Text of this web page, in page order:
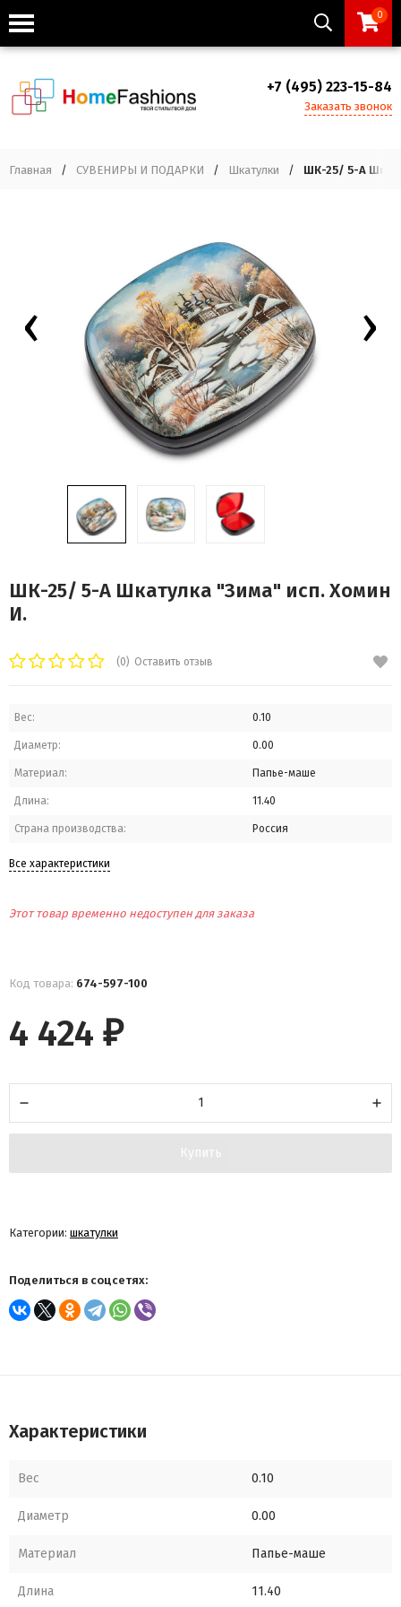
0
+7 (495) 223-15-84
Заказать звонок
Главная / СУВЕНИРЫ И ПОДАРКИ / Шкатулки / ШК-25/ 5-A
‹ ›
ШК-25/ 5-A Шкатулка "Зима" исп. Хомин
И.
(0) Оставить отзыв
Вес: 0.10
Диаметр: 0.00
Материал: Папье-маше
Длина: 11.40
Страна производства: Россия
Все характеристики
Этот товар временно недоступен для заказа
Код товара: 674-597-100
4 424 ₽
Купить
Категории: шкатулки
Поделиться в соцсетях:
Характеристики
Вес 0.10
Диаметр 0.00
Материал Папье-маше
Длина 11.40